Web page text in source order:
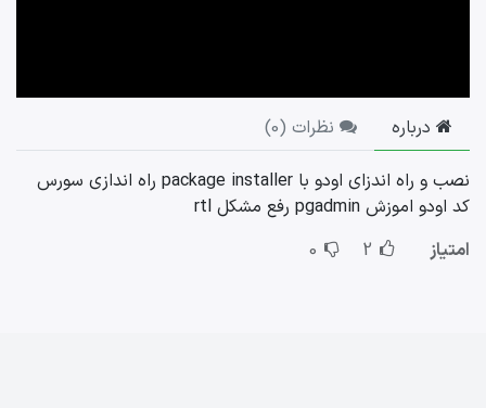
درباره نظرات (0
)
نصب و راه اندزای اودو با package installer راه اندازی سورس
کد اودو اموزش pgadmin رفع مشکل rtl
امتیاز
2
0